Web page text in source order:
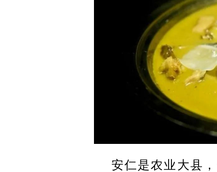
安仁是农业大县